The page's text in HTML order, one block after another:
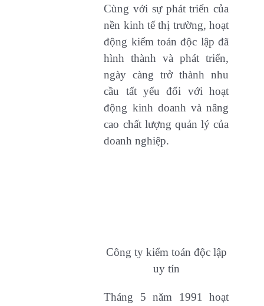
Cùng với sự phát triển của
nền kinh tế thị trường, hoạt
động kiểm toán độc lập đã
hình thành và phát triển,
ngày càng trở thành nhu
cầu tất yếu đối với hoạt
động kinh doanh và nâng
cao chất lượng quản lý của
doanh nghiệp.
Công ty kiểm toán độc lập
uy tín
Tháng 5 năm 1991 hoạt